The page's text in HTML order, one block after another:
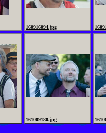
160916094.jpg
161009180.jpg